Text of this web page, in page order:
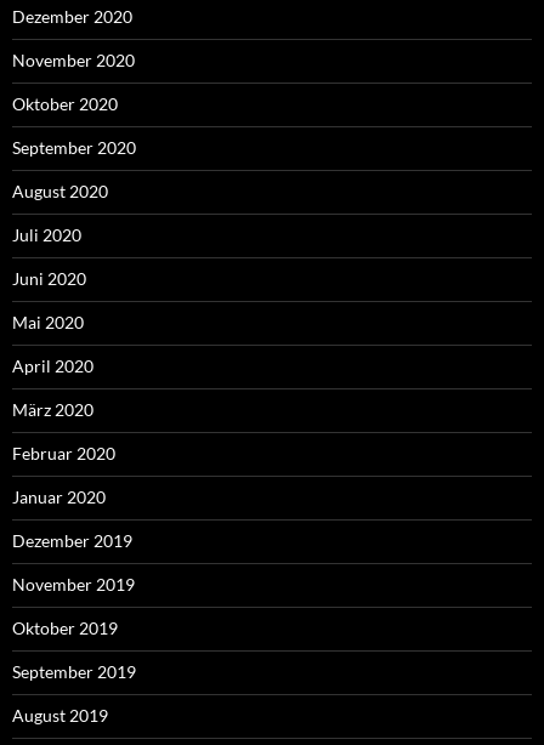
Dezember 2020
November 2020
Oktober 2020
September 2020
August 2020
Juli 2020
Juni 2020
Mai 2020
April 2020
März 2020
Februar 2020
Januar 2020
Dezember 2019
November 2019
Oktober 2019
September 2019
August 2019